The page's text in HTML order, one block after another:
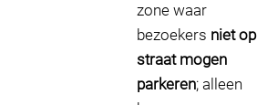
zone waar
bezoekers niet op
straat mogen
parkeren; alleen